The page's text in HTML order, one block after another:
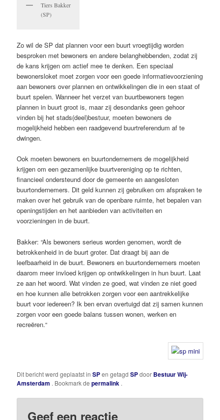
Tiers Bakker
(SP)
Zo wil de SP dat plannen voor een buurt vroegtijdig worden
besproken met bewoners en andere belanghebbenden, zodat zij
de kans krijgen om actief mee te denken. Een speciaal
bewonersloket moet zorgen voor een goede informatievoorziening
aan bewoners over plannen en ontwikkelingen die in een staat of
buurt spelen. Wanneer het verzet van buurtbewoners tegen
plannen in buurt groot is, maar zij desondanks geen gehoor
vinden bij het stads(deel)bestuur, moeten bewoners de
mogelijkheid hebben een raadgevend buurtreferendum af te
dwingen.
Ook moeten bewoners en buurtondernemers de mogelijkheid
krijgen om een gezamenlijke buurtvereniging op te richten,
financieel ondersteund door de gemeente en aangesloten
buurtondernemers. Dit geld kunnen zij gebruiken om afspraken te
maken over het gebruik van de openbare ruimte, het bepalen van
openingstijden en het aanbieden van activiteiten en
voorzieningen in de buurt.
Bakker: “Als bewoners serieus worden genomen, wordt de
betrokkenheid in de buurt groter. Dat draagt bij aan de
leefbaarheid in de buurt. Bewoners en buurtondernemers moeten
daarom meer invloed krijgen op ontwikkelingen in hun buurt. Laat
ze aan het woord. Wat vinden ze goed, wat vinden ze niet goed
en hoe kunnen alle betrokken zorgen voor een aantrekkelijke
buurt voor iedereen? Ik ben ervan overtuigd dat zij samen kunnen
zorgen voor een goede balans tussen wonen, werken en
recreëren.“
Dit bericht werd geplaatst inSPen getagdSPdoor Bestuur Wij-
Amsterdam . Bookmark depermalink .
Geef een reactie